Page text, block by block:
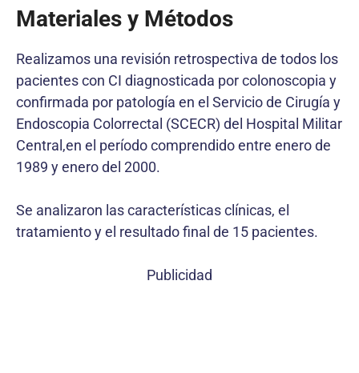
Materiales y Métodos
Realizamos una revisión retrospectiva de todos los
pacientes con CI diagnosticada por colonoscopia y
confirmada por patología en el Servicio de Cirugía y
Endoscopia Colorrectal (SCECR) del Hospital Militar
Central,en el período comprendido entre enero de
1989 y enero del 2000.
Se analizaron las características clínicas, el
tratamiento y el resultado final de 15 pacientes.
Publicidad